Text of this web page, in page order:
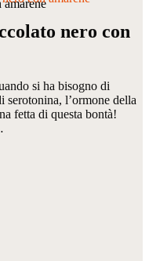
nero con
si ha bisogno di
l’ormone della
fetta di questa bontà!